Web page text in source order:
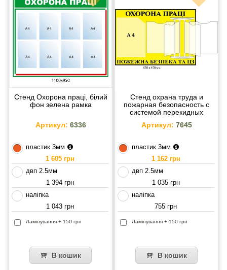
Стенд Охорона праці, білий
фон зелена рамка
Артикул: 6336
пластик 3мм
1 605 грн
двп 2.5мм
1 394 грн
наліпка
1 043 грн
Ламінування + 150 грн
В кошик
Стенд охрана труда и
пожарная безопасность с
системой перекидных
Артикул: 7645
пластик 3мм
1 162 грн
двп 2.5мм
1 035 грн
наліпка
755 грн
Ламінування + 150 грн
В кошик